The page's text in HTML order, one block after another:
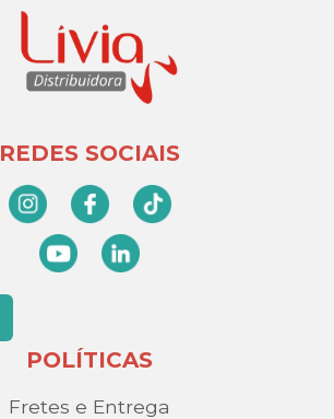
REDES SOCIAIS
POLÍTICAS
Fretes e Entrega